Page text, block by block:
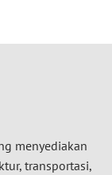
menyediakan
transportasi,